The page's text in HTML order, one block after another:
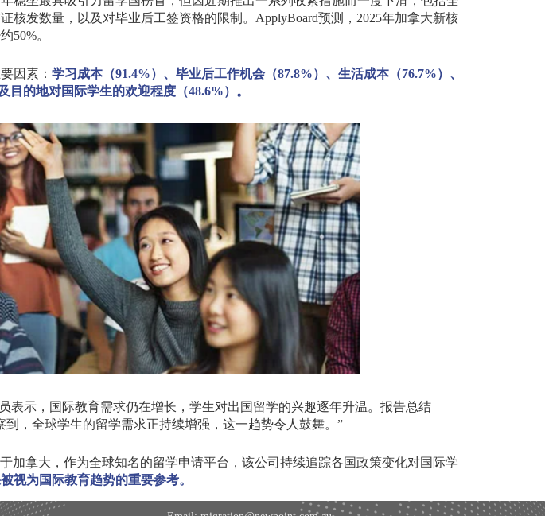
核发数量，以及对毕业后工签资格的限制。 ApplyBoard预测， 2025年加拿大新核
50%。
因素： 学习成本（91.4%）、毕业后工作机会（87.8%）、生活成本（76.7%）、
目的地对国际学生的欢迎程度（48.6%）。
表示，国际教育需求仍在增长，学生对出国留学的兴趣逐年升温。报告总结
，全球学生的留学需求正持续增强，这一趋势令人鼓舞。 ”
加拿大，作为全球知名的留学申请平台，该公司持续追踪各国政策变化对国际学
视为国际教育趋势的重要参考。